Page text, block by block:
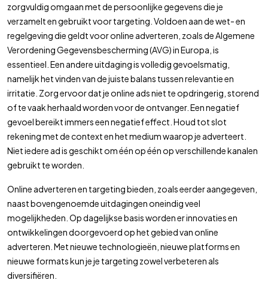
zorgvuldig omgaan met de persoonlijke gegevens die je
verzamelt en gebruikt voor targeting. Voldoen aan de wet- en
regelgeving die geldt voor online adverteren, zoals de Algemene
Verordening Gegevensbescherming (AVG) in Europa, is
essentieel. Een andere uitdaging is volledig gevoelsmatig,
namelijk het vinden van de juiste balans tussen relevantie en
irritatie. Zorg ervoor dat je online ads niet te opdringerig, storend
of te vaak herhaald worden voor de ontvanger. Een negatief
gevoel bereikt immers een negatief effect. Houd tot slot
rekening met de context en het medium waarop je adverteert.
Niet iedere ad is geschikt om één op één op verschillende kanalen
gebruikt te worden.
Online adverteren en targeting bieden, zoals eerder aangegeven,
naast bovengenoemde uitdagingen oneindig veel
mogelijkheden. Op dagelijkse basis worden er innovaties en
ontwikkelingen doorgevoerd op het gebied van online
adverteren. Met nieuwe technologieën, nieuwe platforms en
nieuwe formats kun je je targeting zowel verbeteren als
diversifiëren.